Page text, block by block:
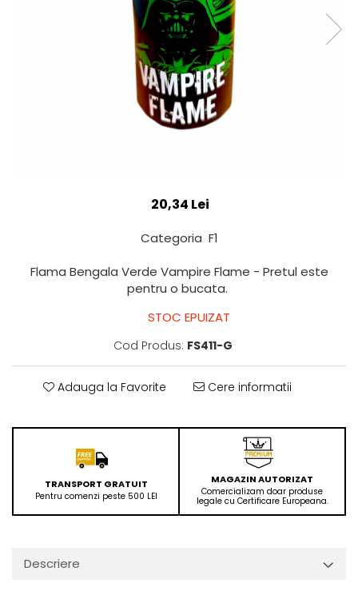
20,34 Lei
Categoria F1
Flama Bengala Verde Vampire Flame - Pretul este
pentru o bucata.
STOC EPUIZAT
Cod Produs: FS411-G
Adauga la Favorite Cere informatii
TRANSPORT GRATUIT
Pentru comenzi peste 500 LEI
MAGAZIN AUTORIZAT
Comercializam doar produse
legale cu Certificare Europeana.
Descriere